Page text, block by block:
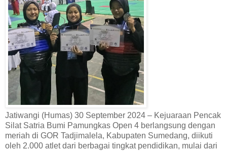
Jatiwangi (Humas) 30 September 2024 – Kejuaraan Pencak
Silat Satria Bumi Pamungkas Open 4 berlangsung dengan
meriah di GOR Tadjimalela, Kabupaten Sumedang, diikuti
oleh 2.000 atlet dari berbagai tingkat pendidikan, mulai dari